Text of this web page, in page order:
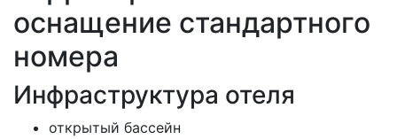
оснащение стандартного
номера
Инфраструктура отеля
открытый бассейн